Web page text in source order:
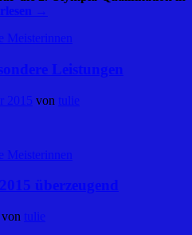
→
Meisterinnen
Leistungen
2015 von tulie
Meisterinnen
überzeugend
von
tulie